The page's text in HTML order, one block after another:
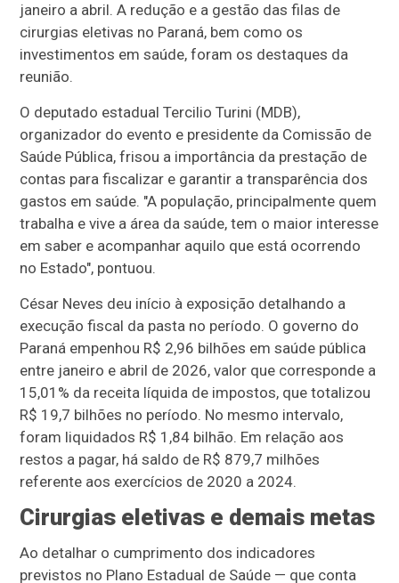
janeiro a abril. A redução e a gestão das filas de
cirurgias eletivas no Paraná, bem como os
investimentos em saúde, foram os destaques da
reunião.
O deputado estadual Tercilio Turini (MDB),
organizador do evento e presidente da Comissão de
Saúde Pública, frisou a importância da prestação de
contas para fiscalizar e garantir a transparência dos
gastos em saúde. "A população, principalmente quem
trabalha e vive a área da saúde, tem o maior interesse
em saber e acompanhar aquilo que está ocorrendo
no Estado", pontuou.
César Neves deu início à exposição detalhando a
execução fiscal da pasta no período. O governo do
Paraná empenhou R$ 2,96 bilhões em saúde pública
entre janeiro e abril de 2026, valor que corresponde a
15,01% da receita líquida de impostos, que totalizou
R$ 19,7 bilhões no período. No mesmo intervalo,
foram liquidados R$ 1,84 bilhão. Em relação aos
restos a pagar, há saldo de R$ 879,7 milhões
referente aos exercícios de 2020 a 2024.
Cirurgias eletivas e demais metas
Ao detalhar o cumprimento dos indicadores
previstos no Plano Estadual de Saúde — que conta